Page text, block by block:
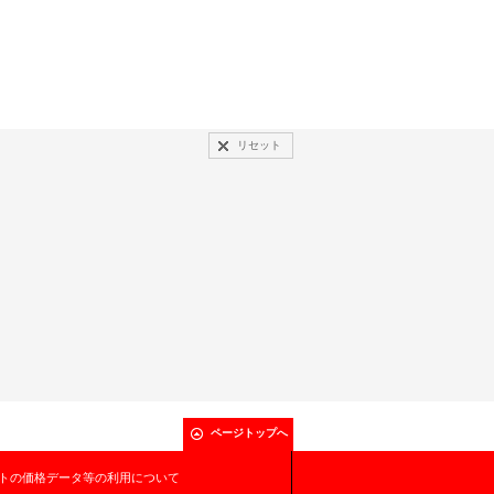
リセット
ページトップへ
の価格データ等の利用について